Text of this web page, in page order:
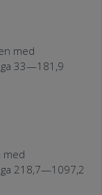
med
33—181,9
med
218,7—1097,2